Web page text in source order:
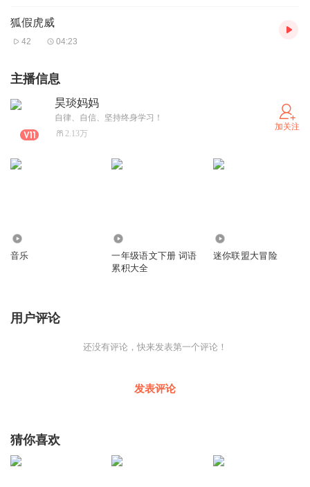
狐假虎威
42 04:23
主播信息
昊琰妈妈
自律、自信、坚持终身学习！
2.13万
加关注
音乐
一年级语文下册 词语
累积大全
迷你联盟大冒险
用户评论
还没有评论，快来发表第一个评论！
发表评论
猜你喜欢